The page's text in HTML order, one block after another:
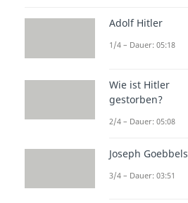
Adolf Hitler
1/4 – Dauer: 05:18
Wie ist Hitler
gestorben?
2/4 – Dauer: 05:08
Joseph Goebbels
3/4 – Dauer: 03:51